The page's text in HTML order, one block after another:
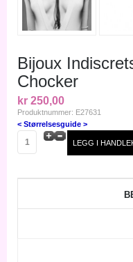
Bijoux
Chocker
kr 250,00
Produktnummer: E27631
< Størrelsesguide >